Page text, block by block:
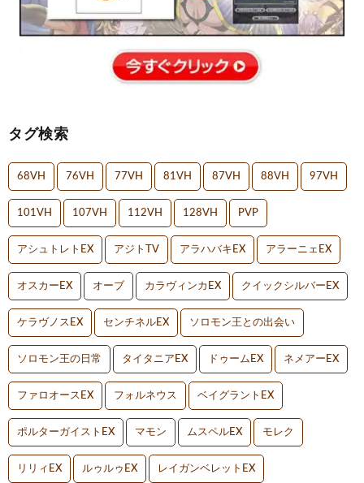
タグ検索
68VH 76VH 77VH 81VH 87VH 88VH 97VH
101VH 107VH 112VH 128VH PVP
アシュトレトEX アジトTV アラハバキEX アラーニェEX
オスカーEX オーブ カラヴィンカEX クイックシルバーEX
ケラヴノスEX センチネルEX ソロモン王との出会い
ソロモン王の日常 タイタニアEX ドゥームEX ネメアーEX
ファロオースEX フォルネウス ベイグラントEX
ポルターガイストEX マモン ムスペルEX モレク
リリィEX ルゥルゥEX レイガンベレットEX